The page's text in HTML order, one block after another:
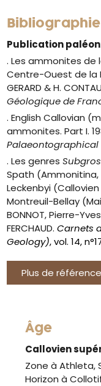
Bibliographie
Publication
. Les ammonites de
Centre-Ouest de la
GERARD & H.
Géologique de
. English Callovian
ammonites. Part I.
Palaeontographical
. Les genres
Spath (Ammonitina,
Leckenbyi
Montreuil-Bellay
BONNOT, Pierre-
FERCHAUD.Carnets
Geology), vol. 14,
Plus de
Âge
Callovien
Zone à Athleta,
Horizon à